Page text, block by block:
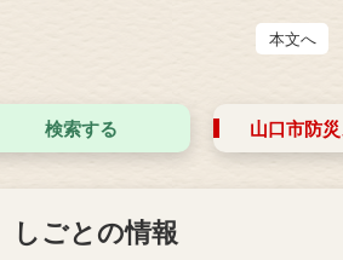
本文へ
検索する 山口市防災
しごとの情報